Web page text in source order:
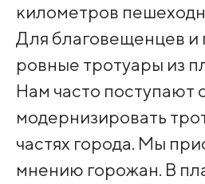
километров
Для благовещенцев и
ровные тротуары из
Нам часто поступают
модернизировать
частях города. Мы
мнению горожан. В